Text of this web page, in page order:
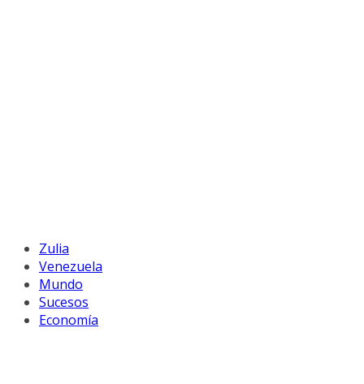
Zulia
Venezuela
Mundo
Sucesos
Economía